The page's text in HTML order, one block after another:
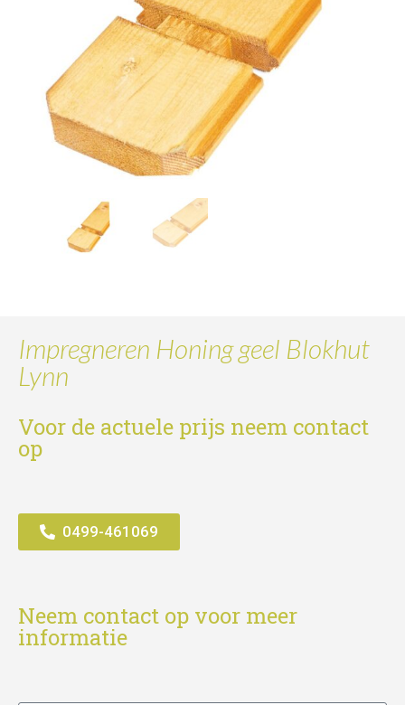
Impregneren Honing geel Blokhut
Lynn
Voor de actuele prijs neem contact
op
0499-461069
Neem contact op voor meer
informatie